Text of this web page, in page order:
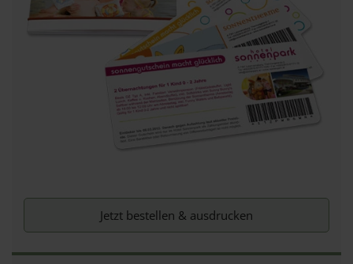
Jetzt bestellen & ausdrucken